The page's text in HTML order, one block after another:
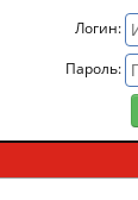
Логин:
Пароль: